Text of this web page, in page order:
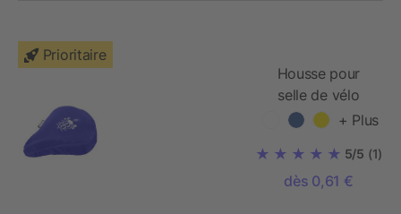
Prioritaire
Housse pour
selle de vélo
Jesse en PET
+ Plus
5/5 (1)
dès 0,61 €